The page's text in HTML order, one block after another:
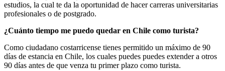
estudios, la cual te da la oportunidad de hacer carreras universitarias
profesionales o de postgrado.
¿Cuánto tiempo me puedo quedar en Chile como turista?
Como ciudadano costarricense tienes permitido un máximo de 90
días de estancia en Chile, los cuales puedes puedes extender a otros
90 días antes de que venza tu primer plazo como turista.